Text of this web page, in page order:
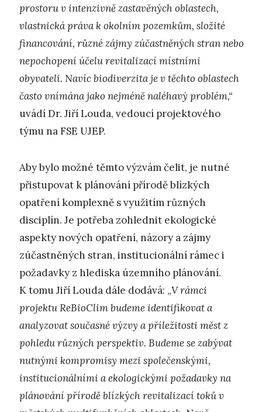
prostoru v intenzivně zastavěných oblastech,
vlastnická práva k okolním pozemkům, složité
financování, různé zájmy zúčastněných stran nebo
nepochopení účelu revitalizací místními
obyvateli. Navíc biodiverzita je v těchto oblastech
často vnímána jako nejméně naléhavý problém,“
uvádí Dr. Jiří Louda, vedoucí projektového
týmu na FSE UJEP.
Aby bylo možné těmto výzvám čelit, je nutné
přistupovat k plánování přírodě blízkých
opatření komplexně s využitím různých
disciplín. Je potřeba zohlednit ekologické
aspekty nových opatření, názory a zájmy
zúčastněných stran, institucionální rámec i
požadavky z hlediska územního plánování.
K tomu Jiří Louda dále dodává: „V rámci
projektu ReBioClim budeme identifikovat a
analyzovat současné výzvy a příležitosti měst z
pohledu různých perspektiv. Budeme se zabývat
nutnými kompromisy mezi společenskými,
institucionálními a ekologickými požadavky na
plánování přírodě blízkých revitalizací toků v